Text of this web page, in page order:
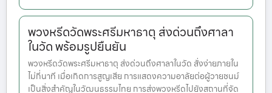
พวงหรีดวัดพระศรีมหาธาตุ ส่งด่วนถึงศาลา
ในวัด พร้อมรูปยืนยัน
พวงหรีดวัดพระศรีมหาธาตุ ส่งด่วนถึงศาลาในวัด สั่งง่ายภายใน
ไม่กี่นาที เมื่อเกิดการสูญเสีย การแสดงความอาลัยต่อผู้วายชนม์
เป็นสิ่งสำคัญในวัฒนธรรมไทย การส่งพวงหรีดไปยังสถานที่จัด